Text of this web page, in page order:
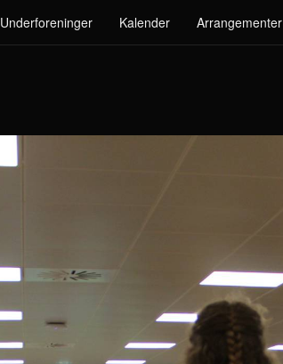
Underforeninger Kalender Arrangementer